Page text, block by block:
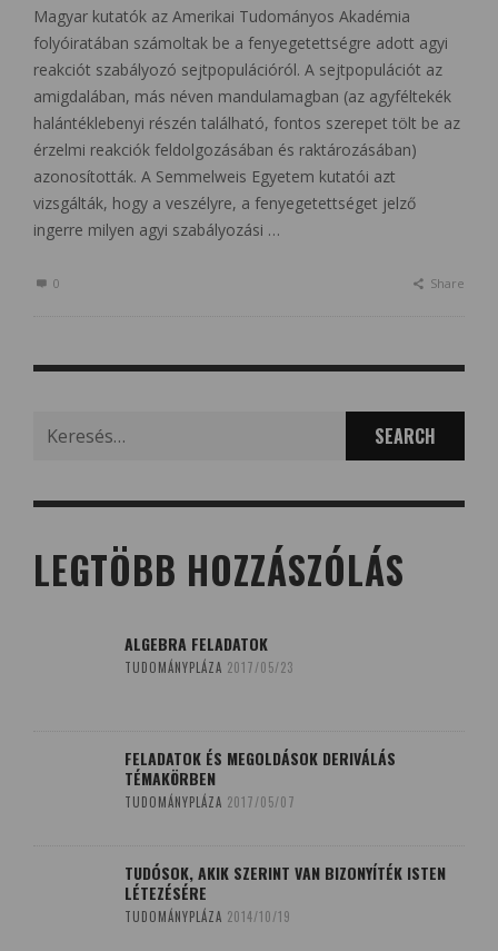
Magyar kutatók az Amerikai Tudományos Akadémia
folyóiratában számoltak be a fenyegetettségre adott agyi
reakciót szabályozó sejtpopulációról. A sejtpopulációt az
amigdalában, más néven mandulamagban (az agyféltekék
halántéklebenyi részén található, fontos szerepet tölt be az
érzelmi reakciók feldolgozásában és raktározásában)
azonosították. A Semmelweis Egyetem kutatói azt
vizsgálták, hogy a veszélyre, a fenyegetettséget jelző
ingerre milyen agyi szabályozási …
0 Share
LEGTÖBB HOZZÁSZÓLÁS
ALGEBRA FELADATOK
TUDOMÁNYPLÁZA 2017/05/23
FELADATOK ÉS MEGOLDÁSOK DERIVÁLÁS
TÉMAKÖRBEN
TUDOMÁNYPLÁZA 2017/05/07
TUDÓSOK, AKIK SZERINT VAN BIZONYÍTÉK ISTEN
LÉTEZÉSÉRE
TUDOMÁNYPLÁZA 2014/10/19